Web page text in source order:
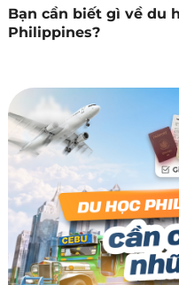
Bạn cần biết gì về du
Philippines?